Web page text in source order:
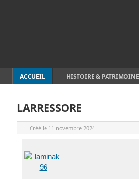
ACCUEIL HISTOIRE & PATRIMOINE
LARRESSORE
Créé le 11 novembre 2024